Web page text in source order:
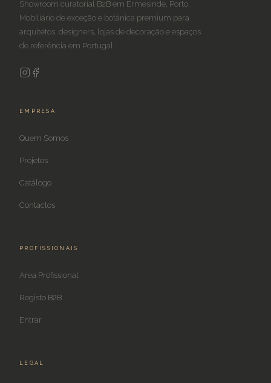
Showroom curatorial B2B em Ermesinde, Porto.
Mobiliário de exceção e botânica premium para
arquitetos, designers, lojas de decoração e espaços
de referência em Portugal.
EMPRESA
Quem Somos
Projetos
Catálogo
Contactos
PROFISSIONAIS
Área Profissional
Registo B2B
Entrar
LEGAL